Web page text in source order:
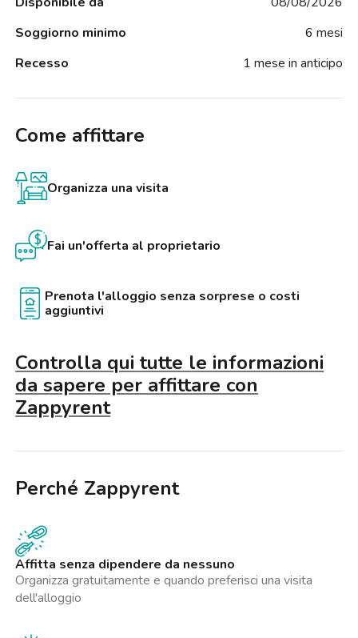
Soggiorno minimo
6 mesi
Recesso
1 mese in anticipo
Come affittare
Organizza una visita
Fai un'offerta al proprietario
Prenota l'alloggio senza sorprese o costi
aggiuntivi
Controlla qui tutte le informazioni
da sapere per affittare con
Zappyrent
Perché Zappyrent
Affitta senza dipendere da nessuno
Organizza gratuitamente e quando preferisci una visita
dell'alloggio